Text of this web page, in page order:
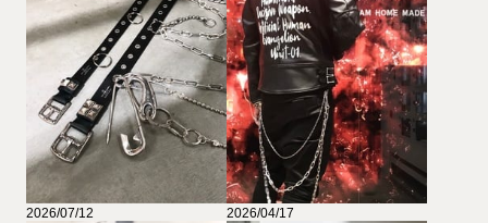
2026/07/12 2026/04/17